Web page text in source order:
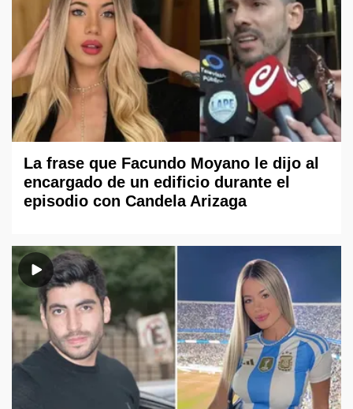
La frase que Facundo Moyano le dijo al
encargado de un edificio durante el
episodio con Candela Arizaga